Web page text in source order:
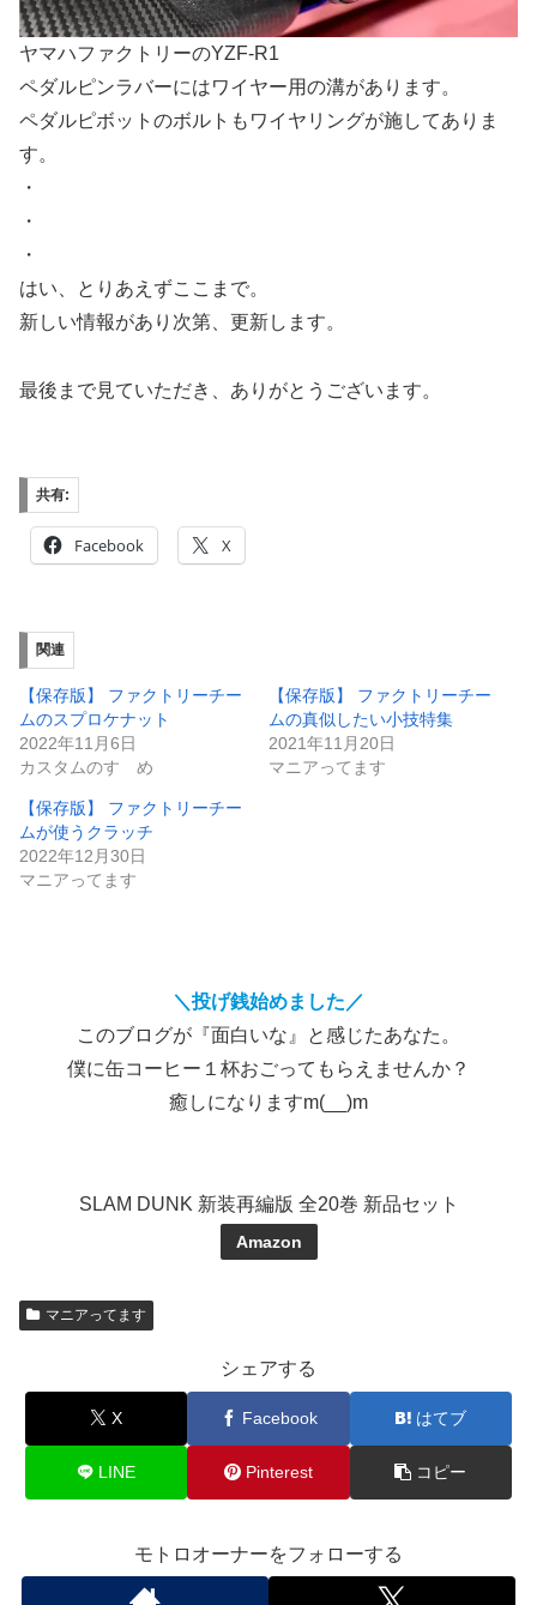
ヤマハファクトリーのYZF-R1
ペダルピンラバーにはワイヤー用の溝があります。
ペダルピボットのボルトもワイヤリングが施してありま
す。
・
・
・
はい、とりあえずここまで。
新しい情報があり次第、更新します。
最後まで見ていただき、ありがとうございます。
共有:
Facebook X
関連
【保存版】 ファクトリーチー
ムのスプロケナット
2022年11月6日
カスタムのすゝめ
【保存版】 ファクトリーチー
ムの真似したい小技特集
2021年11月20日
マニアってます
【保存版】 ファクトリーチー
ムが使うクラッチ
2022年12月30日
マニアってます
＼投げ銭始めました／
このブログが『面白いな』と感じたあなた。
僕に缶コーヒー１杯おごってもらえませんか？
癒しになりますm(__)m
SLAM DUNK 新装再編版 全20巻 新品セット
Amazon
マニアってます
シェアする
X Facebook はてブ
LINE Pinterest コピー
モトロオーナーをフォローする